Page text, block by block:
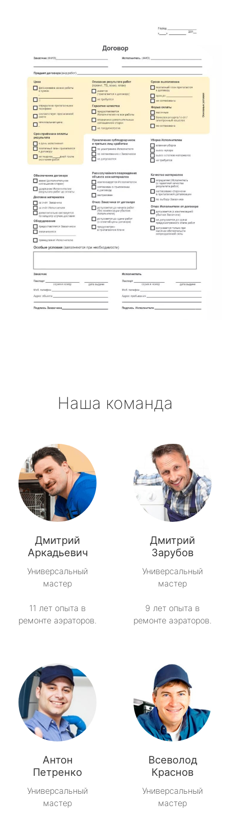
Наша команда
Дмитрий
Аркадьевич
Универсальный
мастер
11 лет опыта в
ремонте аэраторов.
Дмитрий
Зарубов
Универсальный
мастер
9 лет опыта в
ремонте аэраторов.
Антон
Петренко
Универсальный
мастер
Всеволод
Краснов
Универсальный
мастер